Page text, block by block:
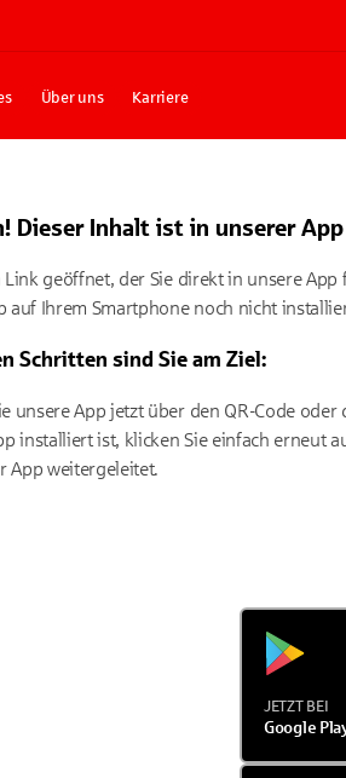
Über uns Karriere
Dieser Inhalt ist in unserer
Link geöffnet, der Sie direkt in unsere
auf Ihrem Smartphone noch nicht
Schritten sind Sie am Ziel:
unsere App jetzt über den QR-Code oder
installiert ist, klicken Sie einfach erneut
App weitergeleitet.
JETZT BEI
Google